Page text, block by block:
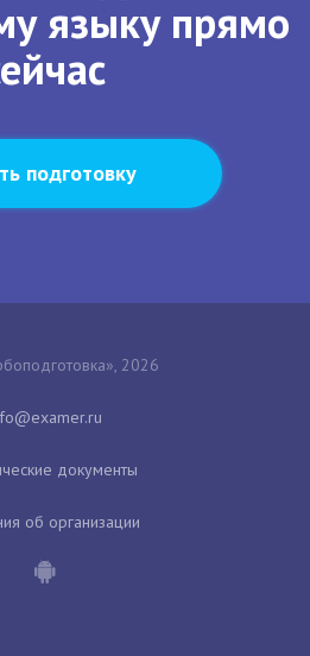
языку прямо
подготовку
2026
документы
об организации